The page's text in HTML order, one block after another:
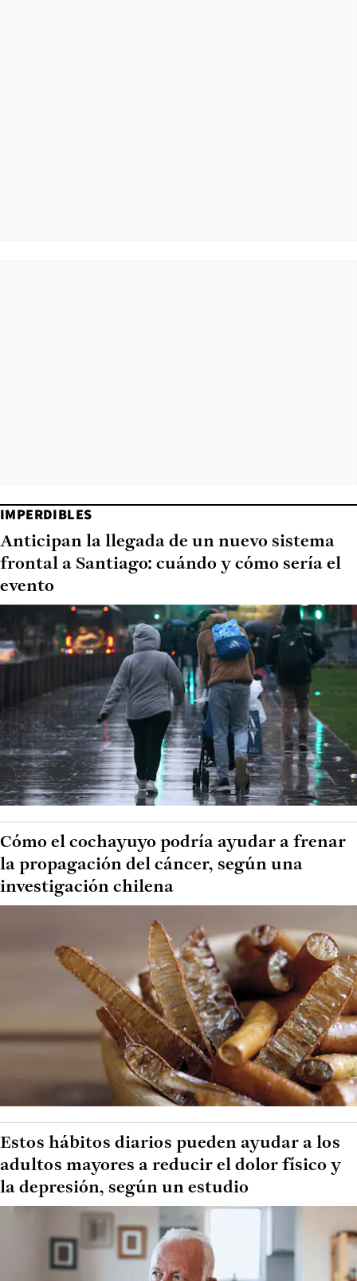
IMPERDIBLES
Anticipan la llegada de un nuevo sistema
frontal a Santiago: cuándo y cómo sería el
evento
Cómo el cochayuyo podría ayudar a frenar
la propagación del cáncer, según una
investigación chilena
Estos hábitos diarios pueden ayudar a los
adultos mayores a reducir el dolor físico y
la depresión, según un estudio